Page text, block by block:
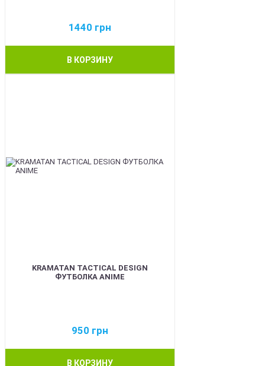
1440 грн
В КОРЗИНУ
KRAMATAN TACTICAL DESIGN
ФУТБОЛКА ANIME
950 грн
В КОРЗИНУ